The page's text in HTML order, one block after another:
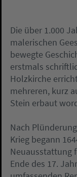
Die über 1.000
malerischen
bewegte
erstmals
Holzkirche
mehreren, kurz
Stein erbaut
Nach
Krieg begann
Neuausstattung
Ende des 17.